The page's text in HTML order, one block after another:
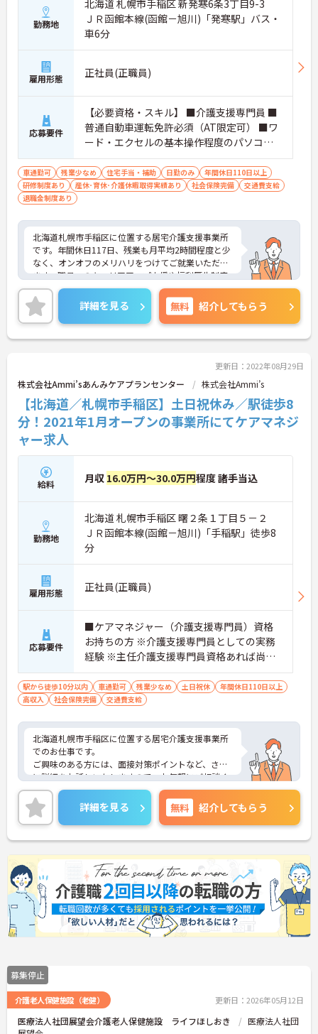
勤務地
北海道 札幌市手稲区 新発寒6条3丁目9-3
ＪＲ函館本線(函館－旭川)「発寒駅」バス・
車6分
雇用形態 正社員(正職員)
応募要件
【必要資格・スキル】 ■介護支援専門員 ■
普通自動車運転免許必須（AT限定可） ■ワ
ード・エクセルの基本操作程度のパソコン
スキル
車通勤可 残業少なめ 住宅手当・補助 日勤のみ
年間休日110日以上
研修制度あり
産休･育休･介護休暇取得実績あり 社会保険完備
交通費支給
退職金制度あり
北海道札幌市手稲区に位置する居宅介護支援事業所
です。年間休日117日、残業も月平均2時間程度と少
なく、オンオフのメリハリをつけてご就業いただけ
ます。職員へのキャリアアップ支援や福利厚生制度
も充実しており安心して働き続けられます。ご興味
のある方には、面接対策ポイントなど、さらに詳細
をお話しいたしますのでお気軽にご相談ください！
詳細を見る 無料 紹介してもらう
更新日：2022年08月29日
株式会社Ammi’sあんみケアプランセンター 株式会社Ammi’s
【北海道／札幌市手稲区】土日祝休み／駅徒歩8
分！2021年1月オープンの事業所にてケアマネジ
ャー求人
給料 月収 16.0万円～30.0万円程度 諸手当込
勤務地
北海道 札幌市手稲区 曙２条１丁目５－２
ＪＲ函館本線(函館－旭川)「手稲駅」徒歩8
分
雇用形態 正社員(正職員)
応募要件
■ケアマネジャー（介護支援専門員）資格
お持ちの方 ※介護支援専門員としての実務
経験 ※主任介護支援専門員資格あれば尚可
※必要なPCスキル：エクセル、ワードので
きる方
駅から徒歩10分以内 車通勤可 残業少なめ 土日祝休
年間休日110日以上
高収入
社会保険完備 交通費支給
北海道札幌市手稲区に位置する居宅介護支援事業所
でのお仕事です。
ご興味のある方には、面接対策ポイントなど、さら
に詳細をお話しいたしますので、お気軽にご相談く
ださい。
詳細を見る 無料 紹介してもらう
募集停止
介護老人保健施設（老健） 更新日：2026年05月12日
医療法人社団展望会介護老人保健施設 ライフほしおき
医療法人社団